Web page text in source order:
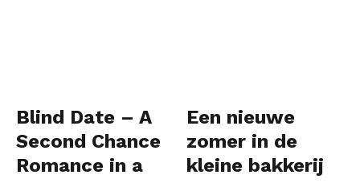
Blind Date – A
Second Chance
Romance in a
Een nieuwe
zomer in de
kleine bakkerij